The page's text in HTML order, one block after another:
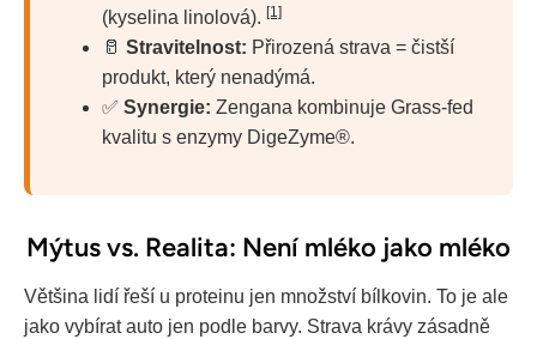
(kyselina linolová). [1]
🥛 Stravitelnost: Přirozená strava = čistší
produkt, který nenadýmá.
✅ Synergie: Zengana kombinuje Grass-fed
kvalitu s enzymy DigeZyme®.
Mýtus vs. Realita: Není mléko jako mléko
Většina lidí řeší u proteinu jen množství bílkovin. To je ale
jako vybírat auto jen podle barvy. Strava krávy zásadně